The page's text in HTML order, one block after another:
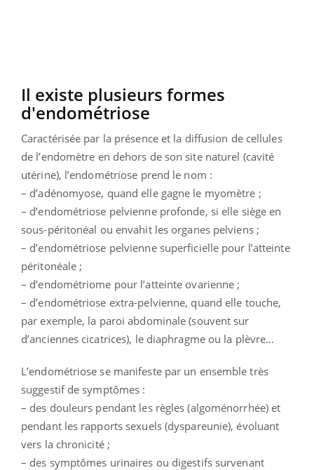
Il existe plusieurs formes
d'endométriose
Caractérisée par la présence et la diffusion de cellules
de l’endomètre en dehors de son site naturel (cavité
utérine), l’endométriose prend le nom :
– d’adénomyose, quand elle gagne le myomètre ;
– d’endométriose pelvienne profonde, si elle siège en
sous-péritonéal ou envahit les organes pelviens ;
– d’endométriose pelvienne superficielle pour l’atteinte
péritonéale ;
– d’endométriome pour l’atteinte ovarienne ;
– d’endométriose extra-pelvienne, quand elle touche,
par exemple, la paroi abdominale (souvent sur
d’anciennes cicatrices), le diaphragme ou la plèvre…
L’endométriose se manifeste par un ensemble très
suggestif de symptômes :
– des douleurs pendant les règles (algoménorrhée) et
pendant les rapports sexuels (dyspareunie), évoluant
vers la chronicité ;
– des symptômes urinaires ou digestifs survenant